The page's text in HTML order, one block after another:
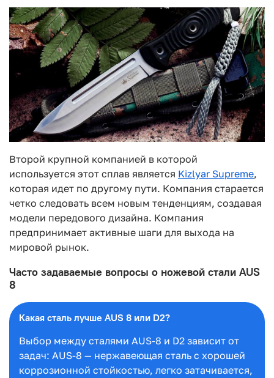
Второй крупной компанией в которой
используется этот сплав является Kizlyar Supreme,
которая идет по другому пути. Компания старается
четко следовать всем новым тенденциям, создавая
модели передового дизайна. Компания
предпринимает активные шаги для выхода на
мировой рынок.
Часто задаваемые вопросы о ножевой стали AUS
8
Какая сталь лучше AUS 8 или D2?
Выбор между сталями AUS-8 и D2 зависит от
задач: AUS-8 — нержавеющая сталь с хорошей
коррозионной стойкостью, легко затачивается,